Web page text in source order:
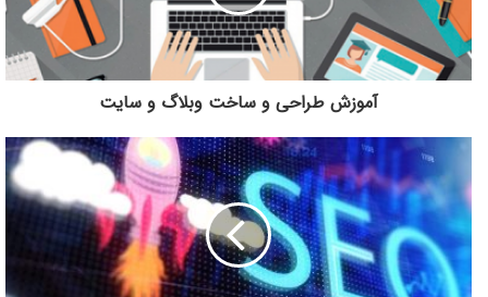
آموزش طراحی و ساخت وبلاگ و سایت